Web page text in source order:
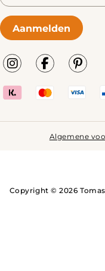
Aanmelden
Copyright © 2026
Algemene